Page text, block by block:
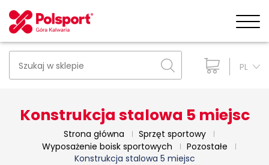
PL
Konstrukcja stalowa 5 miejsc
Strona główna
Sprzęt sportowy
Wyposażenie boisk sportowych
Pozostałe
Konstrukcja stalowa 5 miejsc